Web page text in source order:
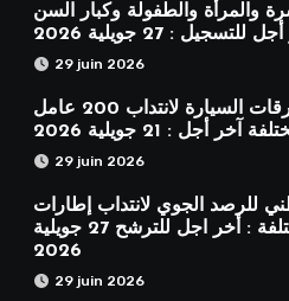
والمرأة والطفولة وكبار السن
للتسجيل : 27 جويلية 2026
29 juin 2026
مناظرة شركة تونس الطرقات السيارة لانتداب 200 عامل
: 21 جويلية 2026
29 juin 2026
للرصد الجوي لانتداب إطارات
وأعوان في اختصاصات مختلفة : أخر اجل للترشح 27 جويلية
2026
29 juin 2026